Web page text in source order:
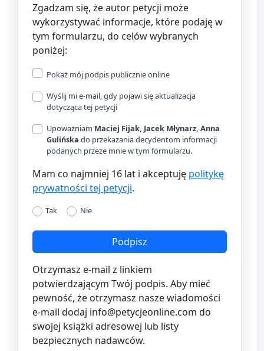
Zgadzam się, że autor petycji może
wykorzystywać informacje, które podaję w
tym formularzu, do celów wybranych
poniżej:
Pokaż mój podpis publicznie online
Wyślij mi e-mail, gdy pojawi się aktualizacja
dotycząca tej petycji
Upoważniam Maciej Fijak, Jacek Młynarz, Anna
Gulińska do przekazania decydentom informacji
podanych przeze mnie w tym formularzu.
Mam co najmniej 16 lat i akceptuję politykę
prywatności tej petycji.
Tak Nie
Podpisz
Otrzymasz e-mail z linkiem
potwierdzającym Twój podpis. Aby mieć
pewność, że otrzymasz nasze wiadomości
e-mail dodaj info@petycjeonline.com do
swojej książki adresowej lub listy
bezpiecznych nadawców.